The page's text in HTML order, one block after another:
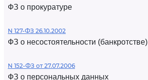
ФЗ о прокуратуре
N 127-ФЗ 26.10.2002
ФЗ о несостоятельности (банкротстве)
N 152-ФЗ от 27.07.2006
ФЗ о персональных данных